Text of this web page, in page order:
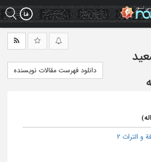
دانلود فهرست مقالات نویسنده
و التراث 2